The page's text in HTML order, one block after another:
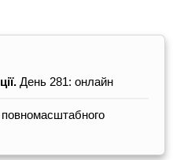
День 281: онлайн